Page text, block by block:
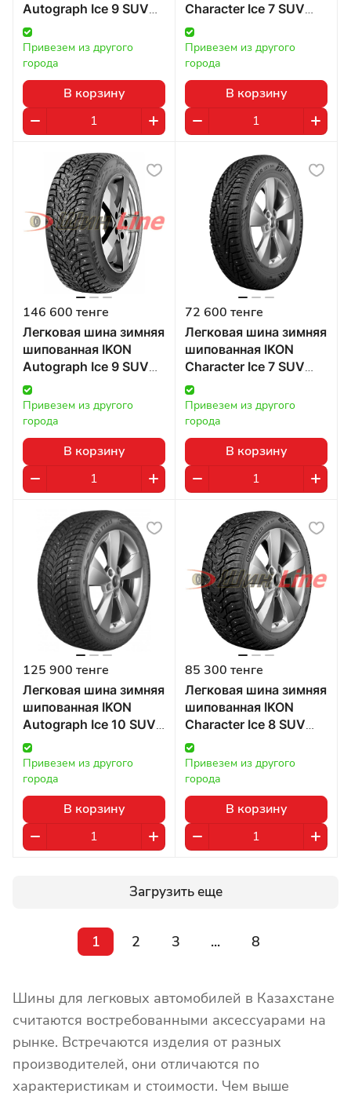
Autograph Ice 9 SUV
285/40 R21 109T в
Казахстане
Привезем из другого
города
В корзину
Character Ice 7 SUV
275/60 R20 115T в
Казахстане
Привезем из другого
города
В корзину
146 600 тенге
Легковая шина зимняя
шипованная IKON
Autograph Ice 9 SUV
275/40 R21 107T в
Казахстане
Привезем из другого
города
В корзину
72 600 тенге
Легковая шина зимняя
шипованная IKON
Character Ice 7 SUV
265/70 R16 112T в
Казахстане
Привезем из другого
города
В корзину
125 900 тенге
Легковая шина зимняя
шипованная IKON
Autograph Ice 10 SUV
265/65 R18 116T в
Казахстане
Привезем из другого
города
В корзину
85 300 тенге
Легковая шина зимняя
шипованная IKON
Character Ice 8 SUV
265/65 R17 116T в
Казахстане
Привезем из другого
города
В корзину
Загрузить еще
1 2 3 ... 8
Шины для легковых автомобилей в Казахстане
считаются востребованными аксессуарами на
рынке. Встречаются изделия от разных
производителей, они отличаются по
характеристикам и стоимости. Чем выше